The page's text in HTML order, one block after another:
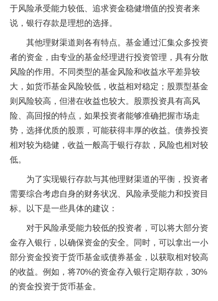
于风险承受能力较低、追求资金稳健增值的投资者来
说，银行存款是理想的选择。
其他理财渠道则各有特点。基金通过汇集众多投资
者的资金，由专业的基金经理进行投资管理，具有分散
风险的作用。不同类型的基金风险和收益水平差异较
大，如货币基金风险较低，收益相对稳定；股票型基金
则风险较高，但潜在收益也较大。股票投资具有高风
险、高回报的特点，如果投资者能够准确把握市场走
势，选择优质的股票，可能获得丰厚的收益。债券投资
相对较为稳健，收益一般高于银行存款，风险也相对较
低。
为了实现银行存款与其他理财渠道的平衡，投资者
需要综合考虑自身的财务状况、风险承受能力和投资目
标。以下是一些具体的建议：
对于风险承受能力较低的投资者，可以将大部分资
金存入银行，以确保资金的安全。同时，可以拿出一小
部分资金投资于货币基金或债券基金，以获取相对较高
的收益。例如，将70%的资金存入银行定期存款，30%
的资金投资于货币基金。